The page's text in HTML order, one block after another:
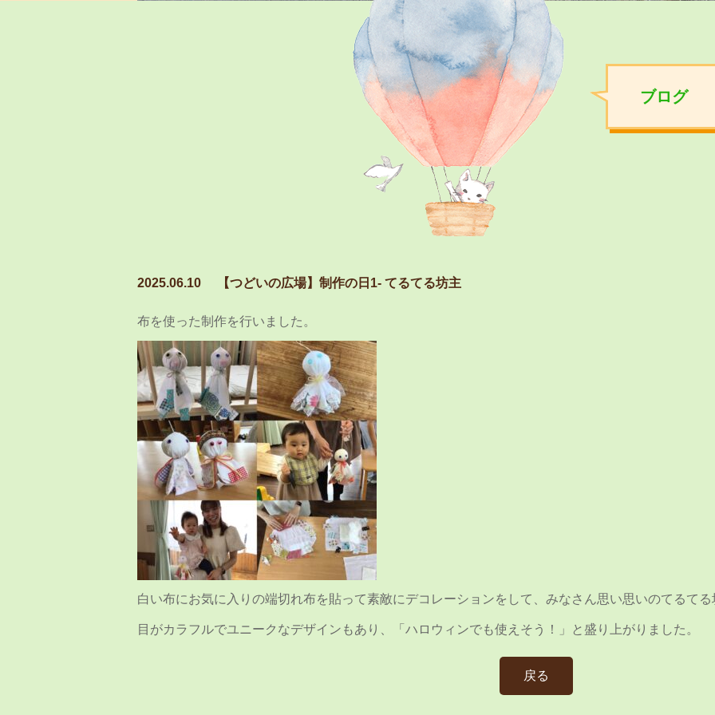
ブログ
2025.06.10 【つどいの広場】制作の日1- てるてる坊主
布を使った制作を行いました。
白い布にお気に入りの端切れ布を貼って素敵にデコレーションをして、みなさん思い思いのてるてる
目がカラフルでユニークなデザインもあり、「ハロウィンでも使えそう！」と盛り上がりました。
戻る